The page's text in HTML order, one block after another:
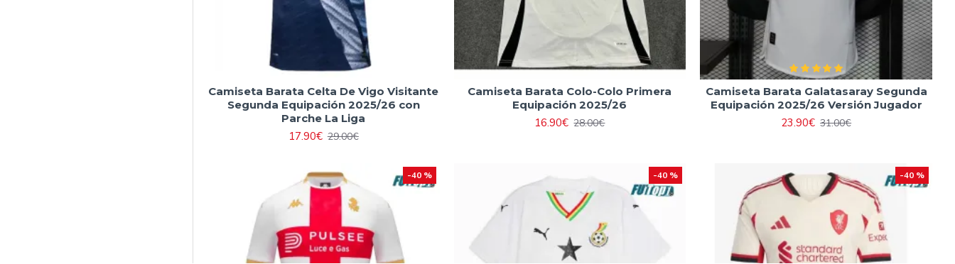
Camiseta Barata Celta De Vigo Visitante
Segunda Equipación 2025/26 con
Parche La Liga
17.90€ 29.00€
Camiseta Barata Colo-Colo Primera
Equipación 2025/26
16.90€ 28.00€
Camiseta Barata Galatasaray Segunda
Equipación 2025/26 Versión Jugador
23.90€ 31.00€
-40 % -40 % -40 %